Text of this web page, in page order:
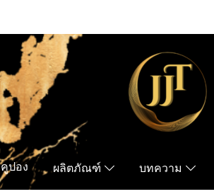
คูปอง ผลิตภัณฑ์ บทความ